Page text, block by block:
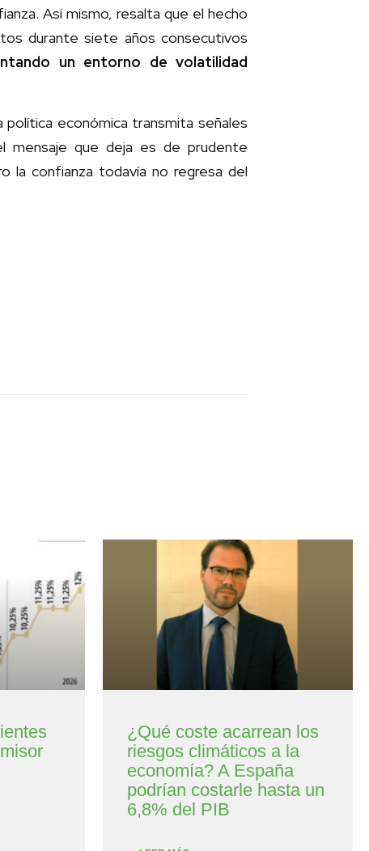
Así mismo, resalta que el hecho
durante siete años consecutivos
un entorno de volatilidad
económica transmita señales
mensaje que deja es de prudente
la confianza todavía no regresa del
¿Qué coste acarrean los
riesgos climáticos a la
economía? A España
podrían costarle hasta un
6,8% del PIB